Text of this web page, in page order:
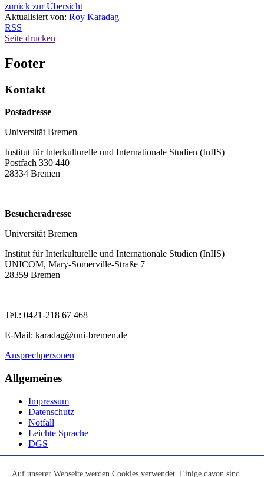
zurück zur Übersicht
Aktualisiert von: Roy Karadag
RSS
Seite drucken
Footer
Kontakt
Postadresse
Universität Bremen
Institut für Interkulturelle und Internationale Studien (InIIS)
Postfach 330 440
28334 Bremen
Besucheradresse
Universität Bremen
Institut für Interkulturelle und Internationale Studien (InIIS)
UNICOM, Mary-Somerville-Straße 7
28359 Bremen
Tel.: 0421-218 67 468
E-Mail: karadag@uni-bremen.de
Ansprechpersonen
Allgemeines
Impressum
Datenschutz
Notfall
Leichte Sprache
DGS
Auf unserer Webseite werden Cookies verwendet. Einige davon sind